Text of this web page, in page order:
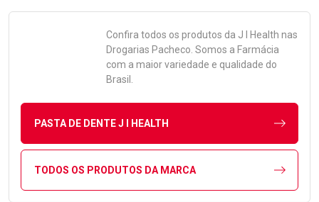
Confira todos os produtos da J I Health nas
Drogarias Pacheco. Somos a Farmácia
com a maior variedade e qualidade do
Brasil.
PASTA DE DENTE J I HEALTH
TODOS OS PRODUTOS DA MARCA